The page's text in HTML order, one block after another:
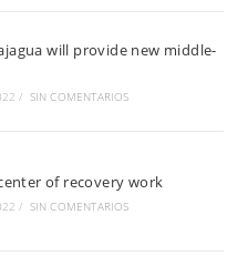
will provide new middle-
/ SIN COMENTARIOS
of recovery work
/ SIN COMENTARIOS